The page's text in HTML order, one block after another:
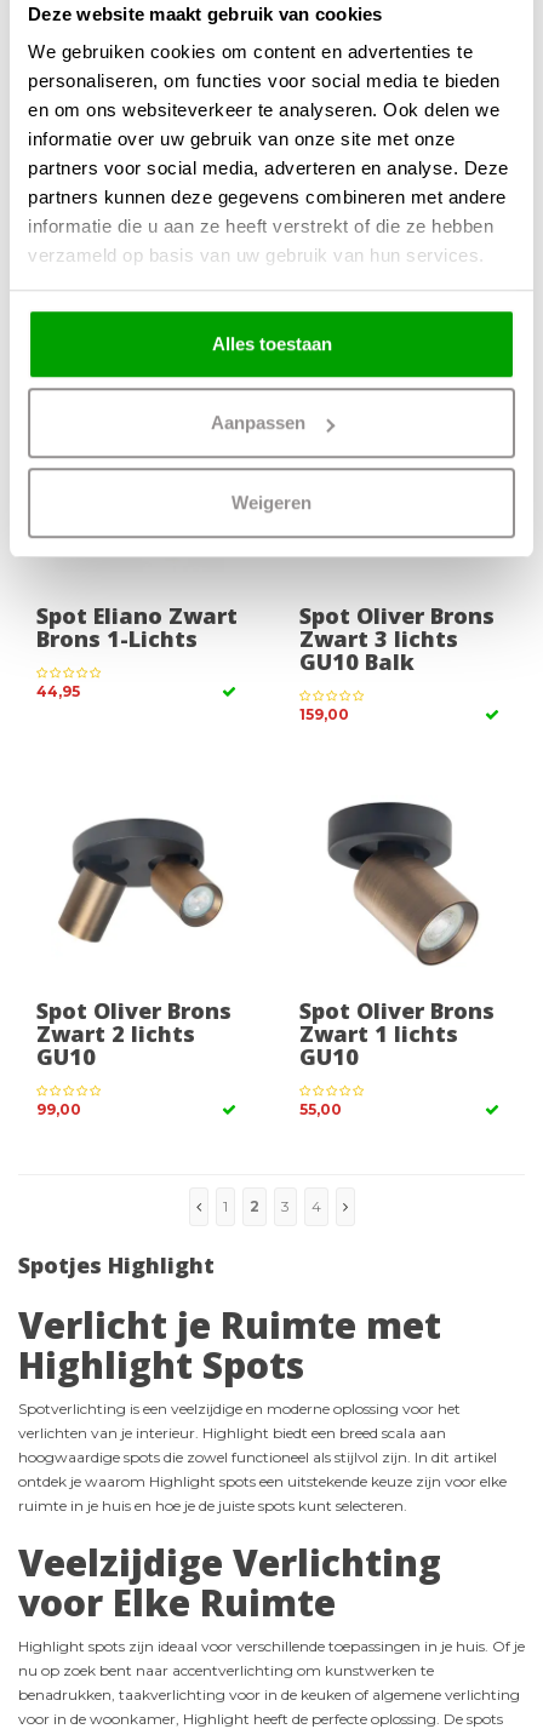
Deze website maakt gebruik van cookies
We gebruiken cookies om content en advertenties te
personaliseren, om functies voor social media te bieden
en om ons websiteverkeer te analyseren. Ook delen we
informatie over uw gebruik van onze site met onze
partners voor social media, adverteren en analyse. Deze
partners kunnen deze gegevens combineren met andere
informatie die u aan ze heeft verstrekt of die ze hebben
verzameld op basis van uw gebruik van hun services.
Alles toestaan
Aanpassen
Weigeren
Spot Rain Wit
IP44 3Lichts
Spot Rain Wit
IP44 2Lichts
Spot Eliano Zwart
Brons 1-Lichts
44,95
Spot Oliver Brons
Zwart 3 lichts
GU10 Balk
159,00
Spot Oliver Brons
Zwart 2 lichts
GU10
99,00
Spot Oliver Brons
Zwart 1 lichts
GU10
55,00
1 2 3 4
Spotjes Highlight
Verlicht je Ruimte met
Highlight Spots
Spotverlichting is een veelzijdige en moderne oplossing voor het
verlichten van je interieur. Highlight biedt een breed scala aan
hoogwaardige spots die zowel functioneel als stijlvol zijn. In dit artikel
ontdek je waarom Highlight spots een uitstekende keuze zijn voor elke
ruimte in je huis en hoe je de juiste spots kunt selecteren.
Veelzijdige Verlichting
voor Elke Ruimte
Highlight spots zijn ideaal voor verschillende toepassingen in je huis. Of je
nu op zoek bent naar accentverlichting om kunstwerken te
benadrukken, taakverlichting voor in de keuken of algemene verlichting
voor in de woonkamer, Highlight heeft de perfecte oplossing. De spots